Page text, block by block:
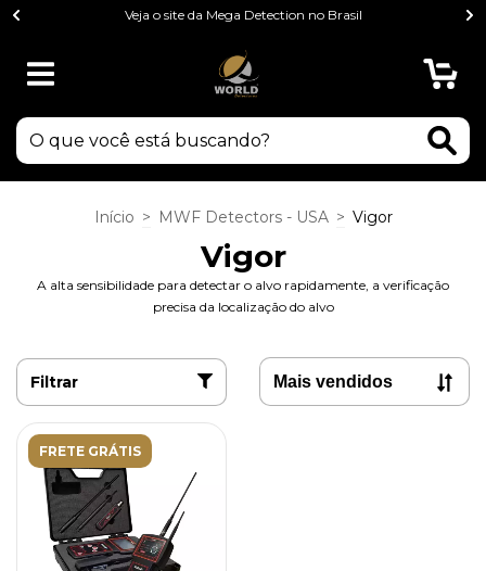
Veja o site da Mega Detection no Brasil
Início > MWF Detectors - USA > Vigor
Vigor
A alta sensibilidade para detectar o alvo rapidamente, a verificação
precisa da localização do alvo
Filtrar
FRETE GRÁTIS